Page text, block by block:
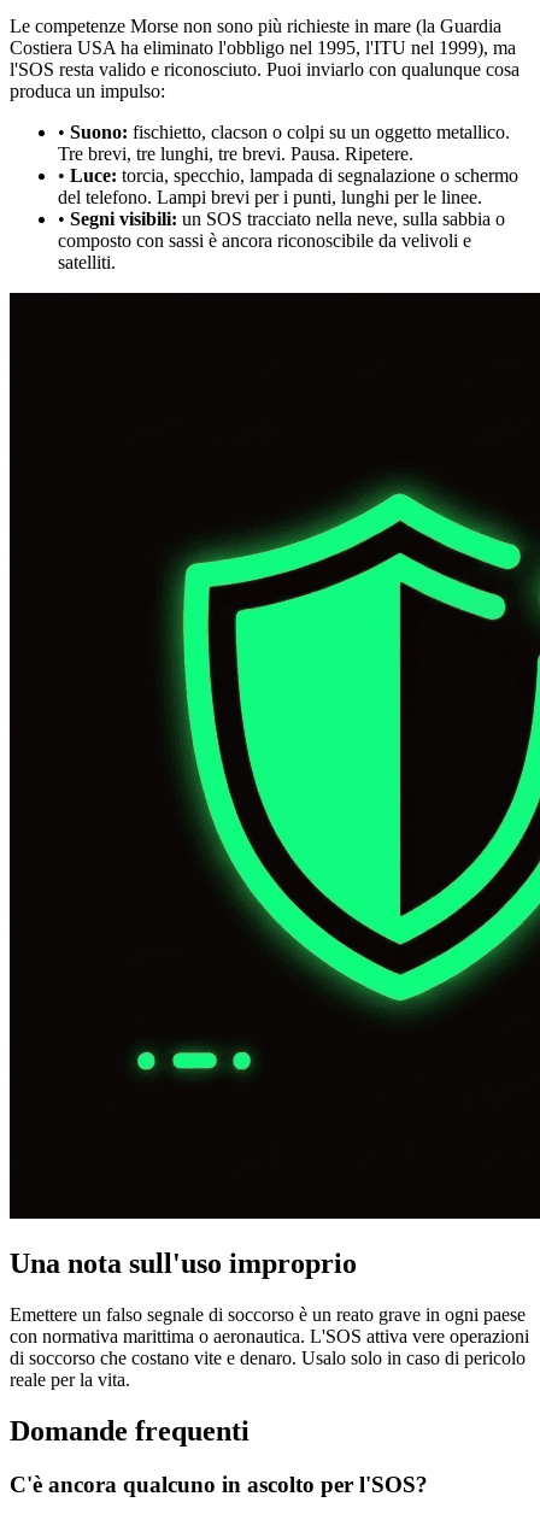
Le competenze Morse non sono più richieste in mare (la Guardia
Costiera USA ha eliminato l'obbligo nel 1995, l'ITU nel 1999), ma
l'SOS resta valido e riconosciuto. Puoi inviarlo con qualunque cosa
produca un impulso:
• Suono: fischietto, clacson o colpi su un oggetto metallico.
Tre brevi, tre lunghi, tre brevi. Pausa. Ripetere.
• Luce: torcia, specchio, lampada di segnalazione o schermo
del telefono. Lampi brevi per i punti, lunghi per le linee.
• Segni visibili: un SOS tracciato nella neve, sulla sabbia o
composto con sassi è ancora riconoscibile da velivoli e
satelliti.
Una nota sull'uso improprio
Emettere un falso segnale di soccorso è un reato grave in ogni paese
con normativa marittima o aeronautica. L'SOS attiva vere operazioni
di soccorso che costano vite e denaro. Usalo solo in caso di pericolo
reale per la vita.
Domande frequenti
C'è ancora qualcuno in ascolto per l'SOS?